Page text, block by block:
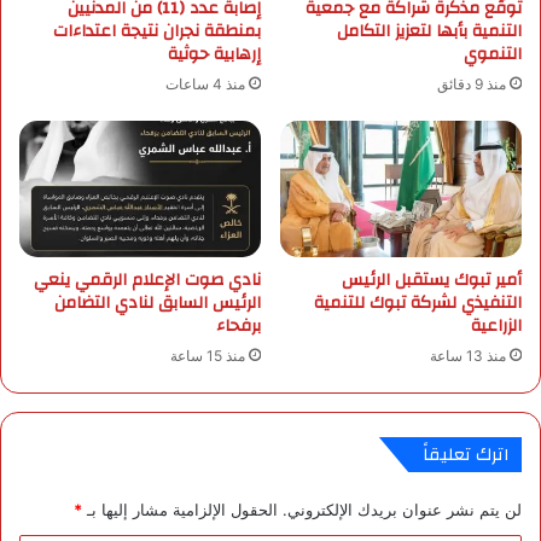
ه
د
ا
ل
ا
ل
م
ي
ل
ن
م
و
ا
أ
خ
ع
توقّع مذكرة شراكة مع جمعية
التنمية بأبها لتعزيز التكامل
التنموي
منذ 9 دقائق
إصابة عدد (11) من المدنيين
بمنطقة نجران نتيجة اعتداءات
إرهابية حوثية
منذ 4 ساعات
أمير تبوك يستقبل الرئيس
التنفيذي لشركة تبوك للتنمية
الزراعية
منذ 13 ساعة
نادي صوت الإعلام الرقمي ينعي
الرئيس السابق لنادي التضامن
برفحاء
منذ 15 ساعة
اترك تعليقاً
لن يتم نشر عنوان بريدك الإلكتروني. الحقول الإلزامية مشار إليها بـ*